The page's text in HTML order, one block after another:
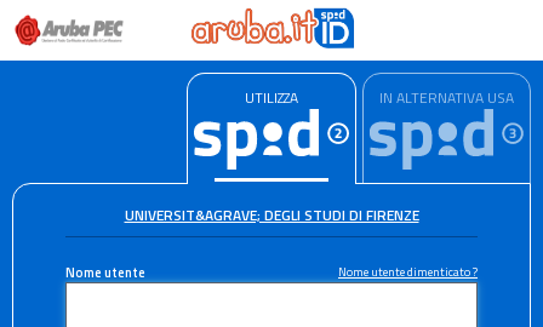
UTILIZZA IN ALTERNATIVA USA
UNIVERSIT&AGRAVE; DEGLI STUDI DI FIRENZE
Nome utente Nome utente dimenticato ?